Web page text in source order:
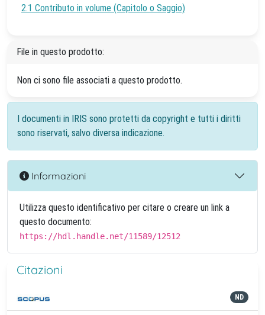
2.1 Contributo in volume (Capitolo o Saggio)
File in questo prodotto:
Non ci sono file associati a questo prodotto.
I documenti in IRIS sono protetti da copyright e tutti i diritti
sono riservati, salvo diversa indicazione.
Informazioni
Utilizza questo identificativo per citare o creare un link a
questo documento:
https://hdl.handle.net/11589/12512
Citazioni
ND